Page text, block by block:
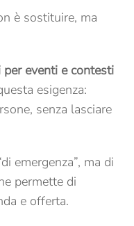
è sostituire, ma
per eventi e contesti
esigenza:
senza lasciare
emergenza”, ma di
permette di
e offerta.